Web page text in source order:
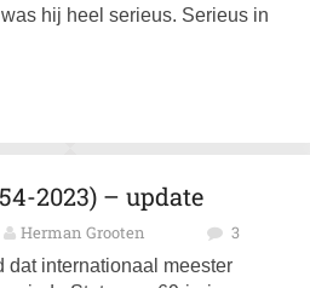
hij heel serieus. Serieus in
2023) – update
Herman Grooten 3
dat internationaal meester